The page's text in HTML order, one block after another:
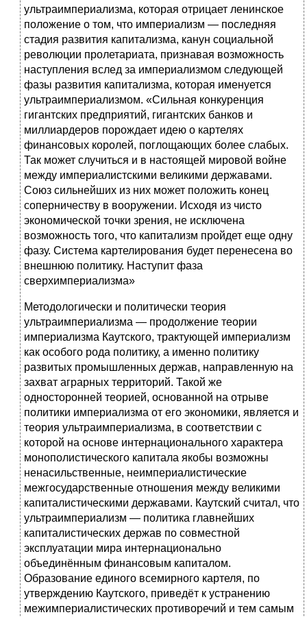
ультраимпериализма, которая отрицает ленинское
положение о том, что империализм — последняя
стадия развития капитализма, канун социальной
революции пролетариата, признавая возможность
наступления вслед за империализмом следующей
фазы развития капитализма, которая именуется
ультраимпериализмом. «Сильная конкуренция
гигантских предприятий, гигантских банков и
миллиардеров порождает идею о картелях
финансовых королей, поглощающих более слабых.
Так может случиться и в настоящей мировой войне
между империалистскими великими державами.
Союз сильнейших из них может положить конец
соперничеству в вооружении. Исходя из чисто
экономической точки зрения, не исключена
возможность того, что капитализм пройдет еще одну
фазу. Система картелирования будет перенесена во
внешнюю политику. Наступит фаза
сверхимпериализма»
Методологически и политически теория
ультраимпериализма — продолжение теории
империализма Каутского, трактующей империализм
как особого рода политику, а именно политику
развитых промышленных держав, направленную на
захват аграрных территорий. Такой же
односторонней теорией, основанной на отрыве
политики империализма от его экономики, является и
теория ультраимпериализма, в соответствии с
которой на основе интернационального характера
монополистического капитала якобы возможны
ненасильственные, неимпериалистические
межгосударственные отношения между великими
капиталистическими державами. Каутский считал, что
ультраимпериализм — политика главнейших
капиталистических держав по совместной
эксплуатации мира интернационально
объединённым финансовым капиталом.
Образование единого всемирного картеля, по
утверждению Каутского, приведёт к устранению
межимпериалистических противоречий и тем самым